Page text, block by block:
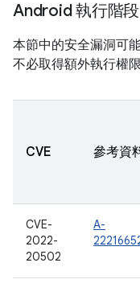
Android 執行階段
本節中的安全漏洞可
不必取得額外執行權限
CVE 參考資
CVE-
2022-
20502
A-